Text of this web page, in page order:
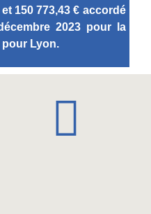
150 773,43 € accordé
2023 pour la
pour Lyon.